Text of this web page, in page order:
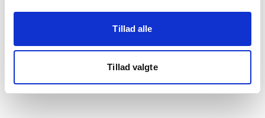
Tillad alle
Tillad valgte